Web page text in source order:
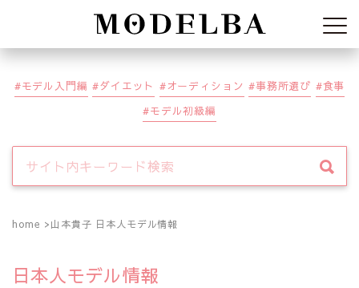
Modelba
モデル入門編 ダイエット オーディション 事務所選び
食事
モデル初級編
home 山本貴子 日本人モデル情報
日本人モデル情報